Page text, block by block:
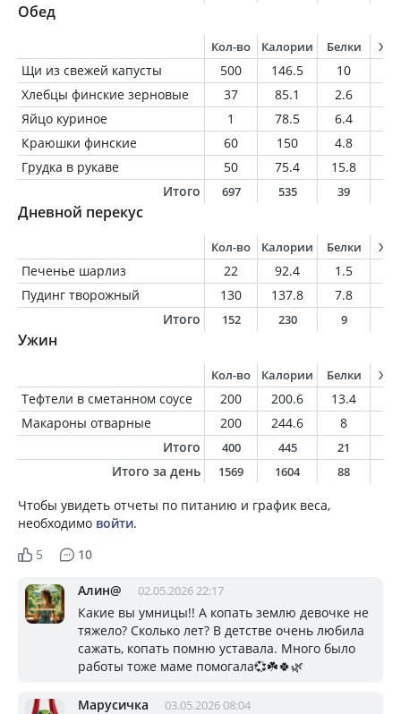
Обед
Кол-во Калории Белки
Щи из свежей капусты 500 146.5 10
Хлебцы финские зерновые
37 85.1 2.6
Яйцо куриное
1 78.5 6.4
Краюшки финские
60 150 4.8
Грудка в рукаве
50 75.4 15.8
Итого
697 535 39
Дневной перекус
Кол-во Калории Белки
Печенье шарлиз 22 92.4 1.5
Пудинг творожный
130 137.8 7.8
Итого
152 230 9
Ужин
Кол-во Калории Белки
Тефтели в сметанном соусе 200 200.6 13.4
Макароны отварные
200 244.6 8
Итого
400 445 21
Итого за день 1569 1604 88
Чтобы увидеть отчеты по питанию и график веса,
необходимо войти.
5
10
Алин@ 02.05.2026 22:17
Какие вы умницы!! А копать землю девочке не
тяжело? Сколько лет? В детстве очень любила
сажать, копать помню уставала. Много было
работы тоже маме помогала💞☘️🍀🌿
Марусичка 03.05.2026 08:04